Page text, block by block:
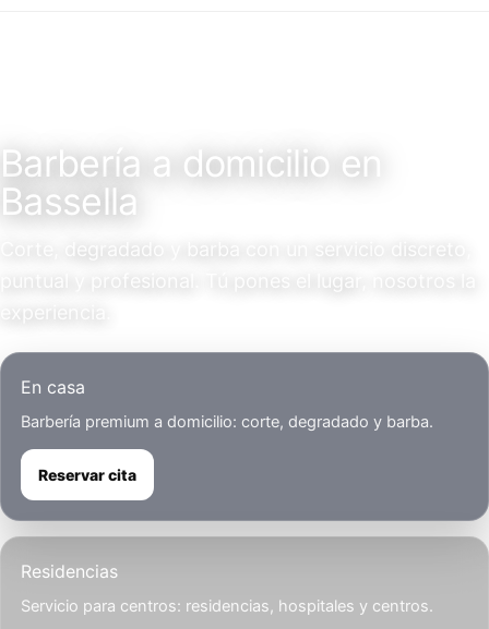
Barbería a domicilio en
Bassella
Corte, degradado y barba con un servicio discreto,
puntual y profesional. Tú pones el lugar, nosotros la
En casa
Barbería premium a domicilio: corte, degradado y barba.
Reservar cita
Residencias
Servicio para centros: residencias, hospitales y centros.